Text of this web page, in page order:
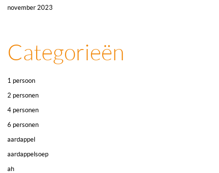
november 2023
Categorieën
1 persoon
2 personen
4 personen
6 personen
aardappel
aardappelsoep
ah